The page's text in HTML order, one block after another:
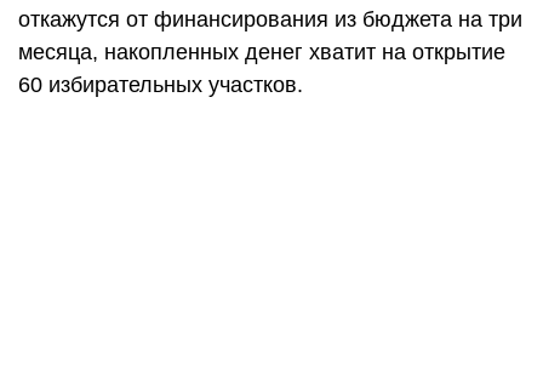
откажутся от финансирования из бюджета на три
месяца, накопленных денег хватит на открытие
60 избирательных участков.